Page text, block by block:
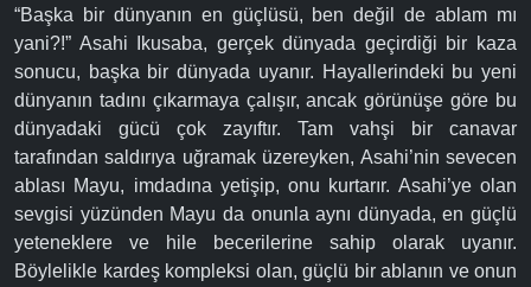
“Başka bir dünyanın en güçlüsü, ben değil de ablam mı
yani?!” Asahi Ikusaba, gerçek dünyada geçirdiği bir kaza
sonucu, başka bir dünyada uyanır. Hayallerindeki bu yeni
dünyanın tadını çıkarmaya çalışır, ancak görünüşe göre bu
dünyadaki gücü çok zayıftır. Tam vahşi bir canavar
tarafından saldırıya uğramak üzereyken, Asahi’nin sevecen
ablası Mayu, imdadına yetişip, onu kurtarır. Asahi’ye olan
sevgisi yüzünden Mayu da onunla aynı dünyada, en güçlü
yeteneklere ve hile becerilerine sahip olarak uyanır.
Böylelikle kardeş kompleksi olan, güçlü bir ablanın ve onun